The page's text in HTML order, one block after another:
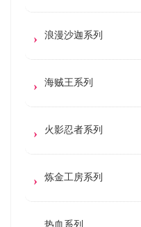
浪漫沙迦系列
海贼王系列
火影忍者系列
炼金工房系列
热血系列